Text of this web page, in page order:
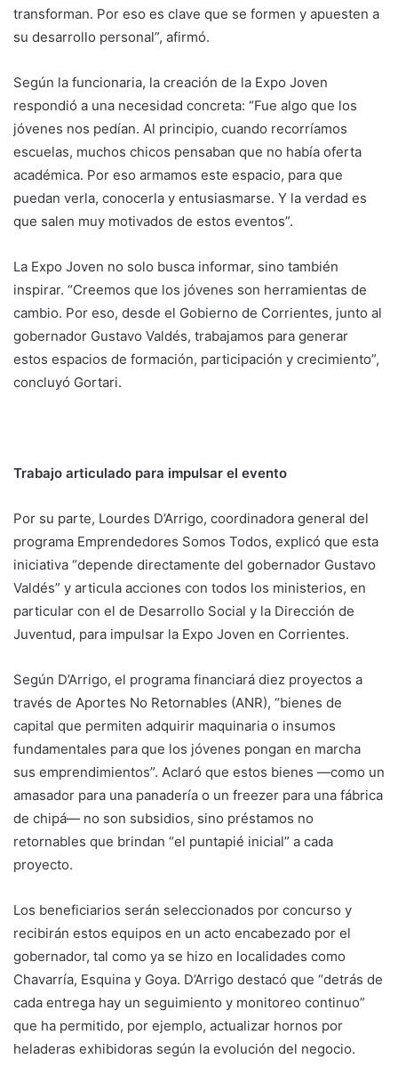
transforman. Por eso es clave que se formen y apuesten a
su desarrollo personal”, afirmó.
Según la funcionaria, la creación de la Expo Joven
respondió a una necesidad concreta: “Fue algo que los
jóvenes nos pedían. Al principio, cuando recorríamos
escuelas, muchos chicos pensaban que no había oferta
académica. Por eso armamos este espacio, para que
puedan verla, conocerla y entusiasmarse. Y la verdad es
que salen muy motivados de estos eventos”.
La Expo Joven no solo busca informar, sino también
inspirar. “Creemos que los jóvenes son herramientas de
cambio. Por eso, desde el Gobierno de Corrientes, junto al
gobernador Gustavo Valdés, trabajamos para generar
estos espacios de formación, participación y crecimiento”,
concluyó Gortari.
Trabajo articulado para impulsar el evento
Por su parte, Lourdes D’Arrigo, coordinadora general del
programa Emprendedores Somos Todos, explicó que esta
iniciativa “depende directamente del gobernador Gustavo
Valdés” y articula acciones con todos los ministerios, en
particular con el de Desarrollo Social y la Dirección de
Juventud, para impulsar la Expo Joven en Corrientes.
Según D’Arrigo, el programa financiará diez proyectos a
través de Aportes No Retornables (ANR), “bienes de
capital que permiten adquirir maquinaria o insumos
fundamentales para que los jóvenes pongan en marcha
sus emprendimientos”. Aclaró que estos bienes —como un
amasador para una panadería o un freezer para una fábrica
de chipá— no son subsidios, sino préstamos no
retornables que brindan “el puntapié inicial” a cada
proyecto.
Los beneficiarios serán seleccionados por concurso y
recibirán estos equipos en un acto encabezado por el
gobernador, tal como ya se hizo en localidades como
Chavarría, Esquina y Goya. D’Arrigo destacó que “detrás de
cada entrega hay un seguimiento y monitoreo continuo”
que ha permitido, por ejemplo, actualizar hornos por
heladeras exhibidoras según la evolución del negocio.